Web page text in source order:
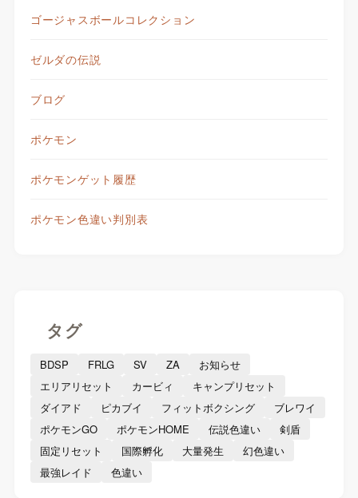
ゴージャスボールコレクション
ゼルダの伝説
ブログ
ポケモン
ポケモンゲット履歴
ポケモン色違い判別表
タグ
BDSP FRLG SV ZA
お知らせ
エリアリセット
カービィ
キャンプリセット
ダイアド
ピカブイ フィットボクシング
ブレワイ
ポケモンGO
ポケモンHOME 伝説色違い
剣盾
固定リセット
国際孵化 大量発生
幻色違い
最強レイド
色違い